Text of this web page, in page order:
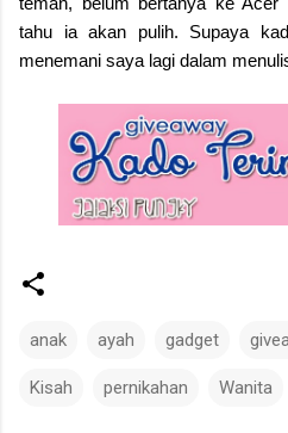
tahu ia akan pulih. Supaya
menemani saya lagi dalam
anak ayah gadget
Kisah pernikahan Wanita